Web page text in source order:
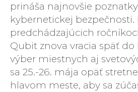
prináša najnovšie
kybernetickej bezpečnosti.
predchádzajúcich
Qubit znova vracia späť do
výber miestnych aj
sa 25.-26. mája opäť
hlavom meste, aby sa